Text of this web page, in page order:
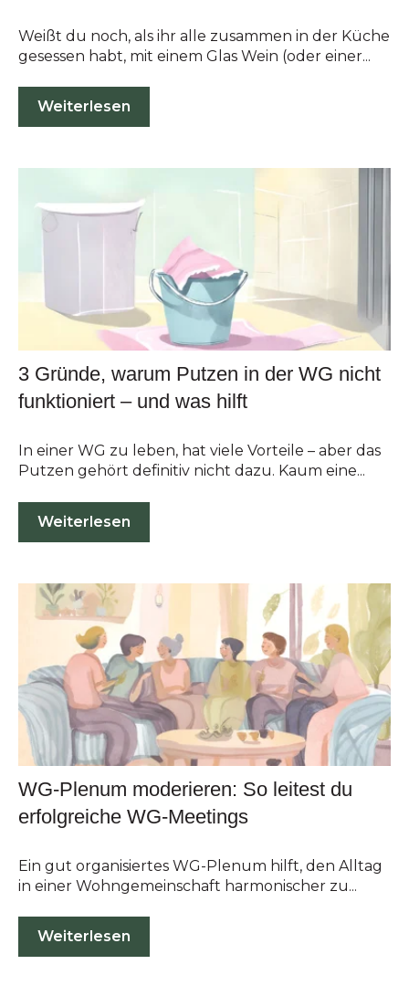
Weißt du noch, als ihr alle zusammen in der Küche
gesessen habt, mit einem Glas Wein (oder einer...
Weiterlesen
3 Gründe, warum Putzen in der WG nicht
funktioniert – und was hilft
In einer WG zu leben, hat viele Vorteile – aber das
Putzen gehört definitiv nicht dazu. Kaum eine...
Weiterlesen
WG-Plenum moderieren: So leitest du
erfolgreiche WG-Meetings
Ein gut organisiertes WG-Plenum hilft, den Alltag
in einer Wohngemeinschaft harmonischer zu...
Weiterlesen